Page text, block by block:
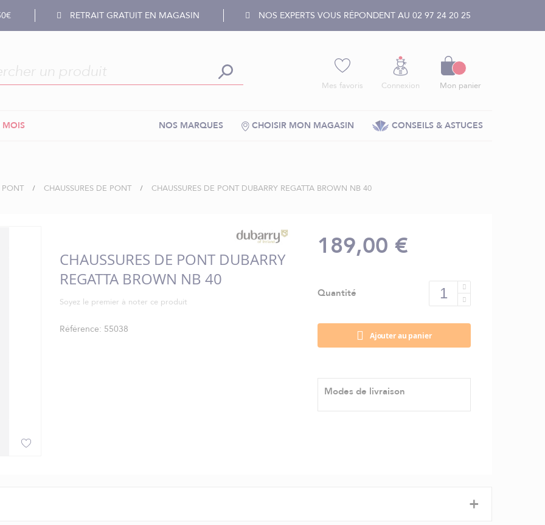
RETRAIT GRATUIT EN MAGASIN NOS EXPERTS VOUS RÉPONDENT AU 02 97 24 20 25
Mes favoris Connexion Mon panier
MOIS CONSEILS & ASTUCES
CHOISIR MON MAGASIN
NOS MARQUES
PONT CHAUSSURES DE PONT CHAUSSURES DE PONT DUBARRY REGATTA BROWN NB 40
CHAUSSURES DE PONT DUBARRY
REGATTA BROWN NB 40
Soyez le premier à noter ce produit
Référence 55038
189,00 €
Quantité
Ajouter au panier
Modes de livraison
+